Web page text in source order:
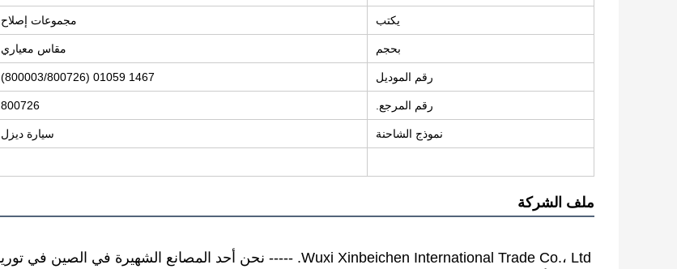
يكتب مجموعات إصلاح
بحجم مقاس معياري
رقم الموديل 1467 01059 (800003/800726)
رقم المرجع. 800726
نموذج الشاحنة سيارة ديزل
ملف الشركة